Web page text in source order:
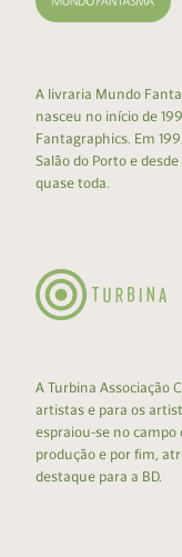
A livraria Mundo
nasceu no início de
Fantagraphics. Em
Salão do Porto e
quase toda.
A Turbina Associação
artistas e para os
espraiou-se no
produção e por fim,
destaque para a BD.